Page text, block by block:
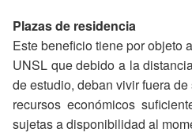
Plazas de residencia
Este beneficio tiene por objeto
UNSL que debido a la
de estudio, deban vivir fuera
recursos económicos
sujetas a disponibilidad al